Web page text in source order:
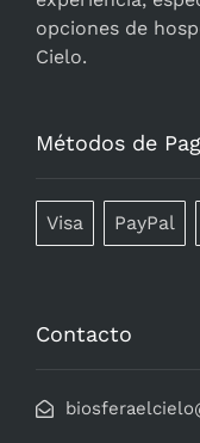
opciones de
Cielo.
Métodos de
Visa PayPal
Contacto